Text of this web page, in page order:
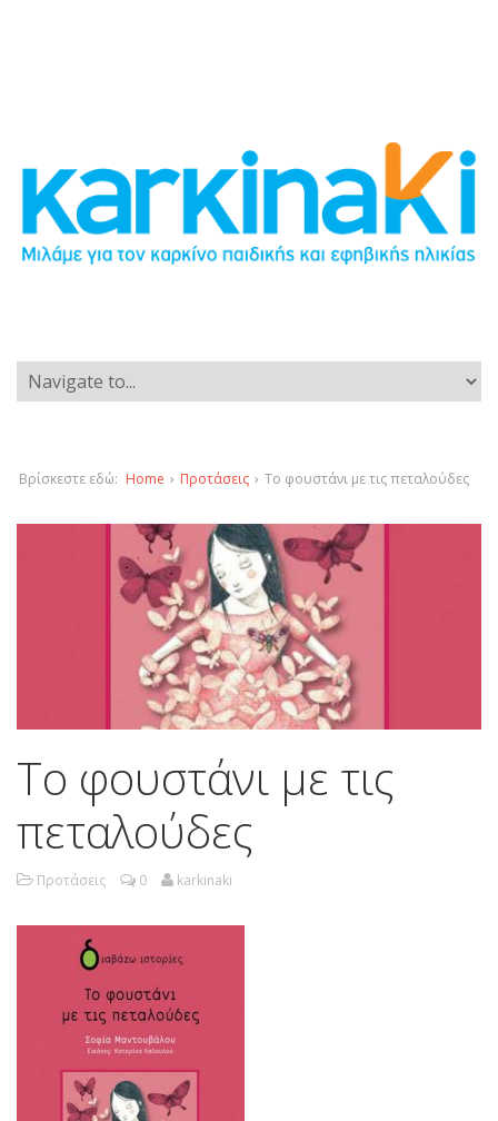
Βρίσκεστε εδώ: Home › Προτάσεις › Το φουστάνι με τις πεταλούδες
Το φουστάνι με τις
πεταλούδες
Προτάσεις 0 karkinaki